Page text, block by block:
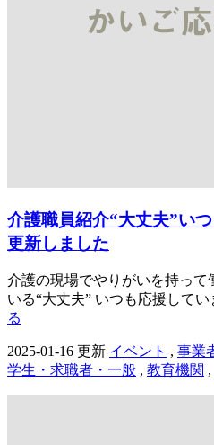
介護職員紹介“大丈夫”い
更新しました
介護の現場でやりがいを持って
いる“大丈夫” いつも応援して
る
2025-01-16 更新 イベント , 事業
学生・求職者・一般 , 教育機関 ,